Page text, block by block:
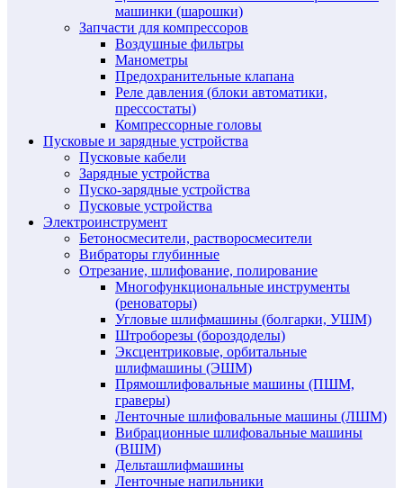
машинки (шарошки)
Запчасти для компрессоров
Воздушные фильтры
Манометры
Предохранительные клапана
Реле давления (блоки автоматики,
прессостаты)
Компрессорные головы
Пусковые и зарядные устройства
Пусковые кабели
Зарядные устройства
Пуско-зарядные устройства
Пусковые устройства
Электроинструмент
Бетоносмесители, растворосмесители
Вибраторы глубинные
Отрезание, шлифование, полирование
Многофункциональные инструменты
(реноваторы)
Угловые шлифмашины (болгарки, УШМ)
Штроборезы (бороздоделы)
Эксцентриковые, орбитальные
шлифмашины (ЭШМ)
Прямошлифовальные машины (ПШМ,
граверы)
Ленточные шлифовальные машины (ЛШМ)
Вибрационные шлифовальные машины
(ВШМ)
Дельташлифмашины
Ленточные напильники